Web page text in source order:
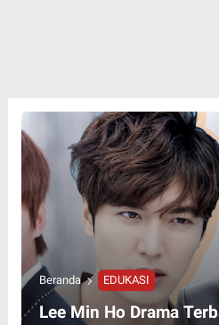
Beranda EDUKASI
Lee Min Ho Drama